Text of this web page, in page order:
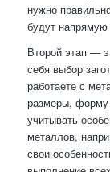
нужно
будут напрямую
Второй этап —
себя выбор
работаете с
размеры, форму
учитывать
металлов,
свои